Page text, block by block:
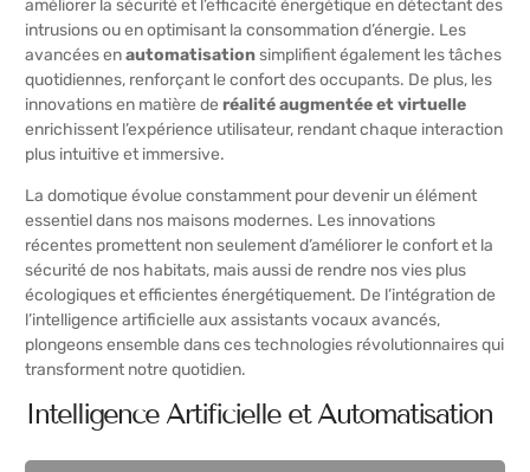
améliorer la sécurité et l’efficacité énergétique en détectant des
intrusions ou en optimisant la consommation d’énergie. Les
avancées enautomatisationsimplifient également les tâches
quotidiennes, renforçant le confort des occupants. De plus, les
innovations en matière de réalité augmentée et virtuelle
enrichissent l’expérience utilisateur, rendant chaque interaction
plus intuitive et immersive.
La domotique évolue constamment pour devenir un élément
essentiel dans nos maisons modernes. Les innovations
récentes promettent non seulement d’améliorer le confort et la
sécurité de nos habitats, mais aussi de rendre nos vies plus
écologiques et efficientes énergétiquement. De l’intégration de
l’intelligence artificielle aux assistants vocaux avancés,
plongeons ensemble dans ces technologies révolutionnaires qui
transforment notre quotidien.
Intelligence Artificielle et Automatisation